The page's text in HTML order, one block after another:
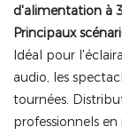
d'alimentation à
Principaux
Idéal pour
audio, les
tournées.
professionnels